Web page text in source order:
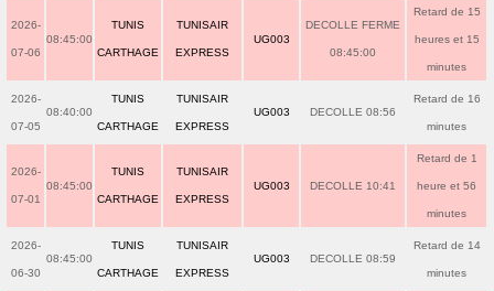
2026-
07-06
08:45:00
TUNIS
CARTHAGE
TUNISAIR
EXPRESS
UG003
DECOLLE FERME
08:45:00
Retard de 15
heures et 15
minutes
2026-
07-05
08:40:00
TUNIS
CARTHAGE
TUNISAIR
EXPRESS
UG003 DECOLLE 08:56
Retard de 16
minutes
2026-
07-01
08:45:00
TUNIS
CARTHAGE
TUNISAIR
EXPRESS
UG003 DECOLLE 10:41
Retard de 1
heure et 56
minutes
2026-
06-30
08:45:00
TUNIS
CARTHAGE
TUNISAIR
EXPRESS
UG003 DECOLLE 08:59
Retard de 14
minutes